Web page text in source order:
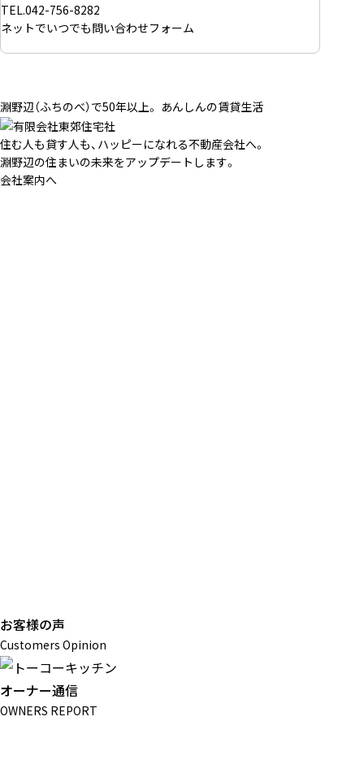
TEL.042-756-8282
ネットでいつでも問い合わせフォーム
淵野辺（ふちのべ）で50年以上。 あんしんの賃貸生活
住む人も貸す人も、ハッピーになれる不動産会社へ。
淵野辺の住まいの未来をアップデートします。
会社案内へ
お客様の声
Customers Opinion
オーナー通信
OWNERS REPORT